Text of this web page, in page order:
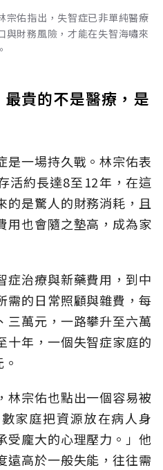
宗佑指出，失智症已非單純醫療
與財務風險，才能在失智海嘯來
貴的不是醫療，是
是一場持久戰。林宗佑表
活約長達8至12年，在這
的是驚人的財務消耗，且
用也會隨之墊高，成為家
症治療與新藥費用，到中
需的日常照顧與雜費，每
三萬元，一路攀升至六萬
十年，一個失智症家庭的
林宗佑也點出一個容易被
家庭把資源放在病人身
受龐大的心理壓力。」他
遠高於一般失能，往往需